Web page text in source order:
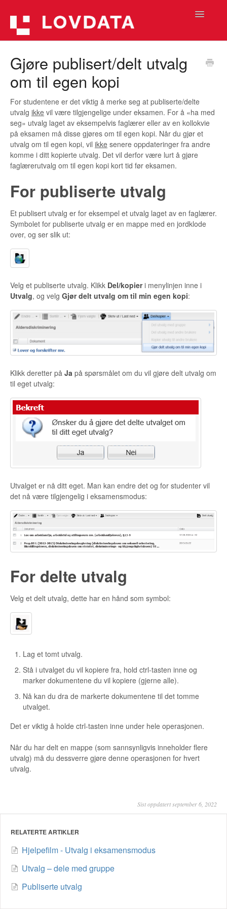
Toggle
Hjelpetekster (Lovdata Pro)
Informasjon
Hjelpefilmer
Gjøre publisert/delt utvalg
om til egen kopi
For studentene er det viktig å merke seg at publiserte/delte
utvalg ikke vil være tilgjengelige under eksamen. For å «ha med
seg» utvalg laget av eksempelvis faglærer eller av en kollokvie
på eksamen må disse gjøres om til egen kopi. Når du gjør et
utvalg om til egen kopi, vil ikke senere oppdateringer fra andre
komme i ditt kopierte utvalg. Det vil derfor være lurt å gjøre
faglærerutvalg om til egen kopi kort tid før eksamen.
For publiserte utvalg
Et publisert utvalg er for eksempel et utvalg laget av en faglærer.
Symbolet for publiserte utvalg er en mappe med en jordklode
over, og ser slik ut:
Velg et publiserte utvalg. Klikk Del/kopieri menylinjen inne i
Utvalg, og velg Gjør delt utvalg om til min egen kopi:
Klikk deretter på Ja på spørsmålet om du vil gjøre delt utvalg om
til eget utvalg:
Utvalget er nå ditt eget. Man kan endre det og for studenter vil
det nå være tilgjengelig i eksamensmodus:
For delte utvalg
Velg et delt utvalg, dette har en hånd som symbol:
Lag et tomt utvalg.
Stå i utvalget du vil kopiere fra, hold ctrl-tasten inne og
marker dokumentene du vil kopiere (gjerne alle).
Nå kan du dra de markerte dokumentene til det tomme
utvalget.
Det er viktig å holde ctrl-tasten inne under hele operasjonen.
Når du har delt en mappe (som sannsynligvis inneholder flere
utvalg) må du dessverre gjøre denne operasjonen for hvert
utvalg.
Sist oppdatert september 6, 2022
RELATERTE ARTIKLER
Hjelpefilm - Utvalg i eksamensmodus
Utvalg – dele med gruppe
Publiserte utvalg